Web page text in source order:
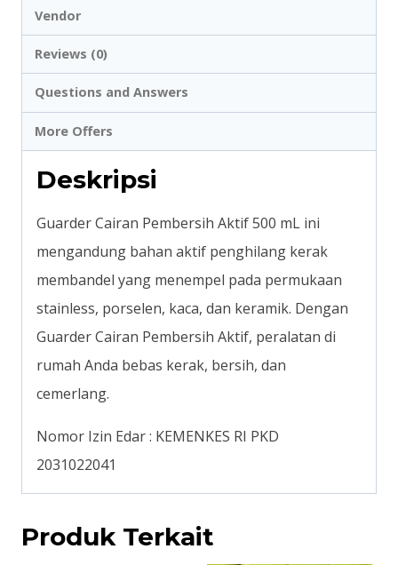
Vendor
Reviews (0)
Questions and Answers
More Offers
Deskripsi
Guarder Cairan Pembersih Aktif 500 mL ini
mengandung bahan aktif penghilang kerak
membandel yang menempel pada permukaan
stainless, porselen, kaca, dan keramik. Dengan
Guarder Cairan Pembersih Aktif, peralatan di
rumah Anda bebas kerak, bersih, dan
cemerlang.
Nomor Izin Edar : KEMENKES RI PKD
2031022041
Produk Terkait